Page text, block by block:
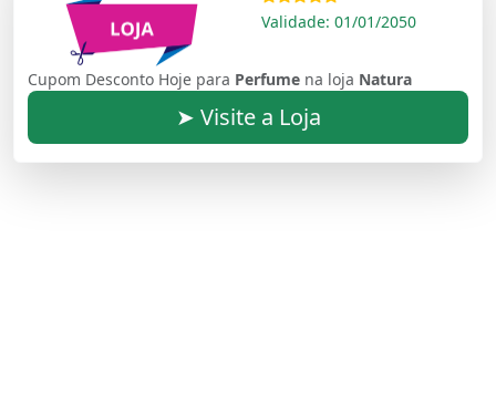
Validade: 01/01/2050
Cupom Desconto Hoje para Perfume na loja Natura
➤ Visite a Loja